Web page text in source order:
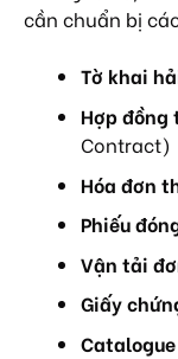
cần chuẩn bị
Tờ khai
Hợp
Contract)
Hóa đơn
Phiếu
Vận tải
Giấy
Catalogue